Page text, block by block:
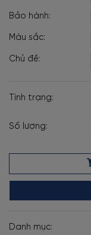
Bảo hành:
Màu sắc:
Chủ đề:
Tình trạng:
Số lượng:
Danh mục: